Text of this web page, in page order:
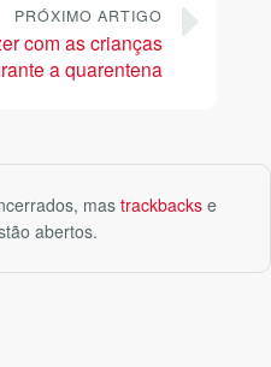
PRÓXIMO ARTIGO
com as crianças
a quarentena
mas trackbackse
abertos.